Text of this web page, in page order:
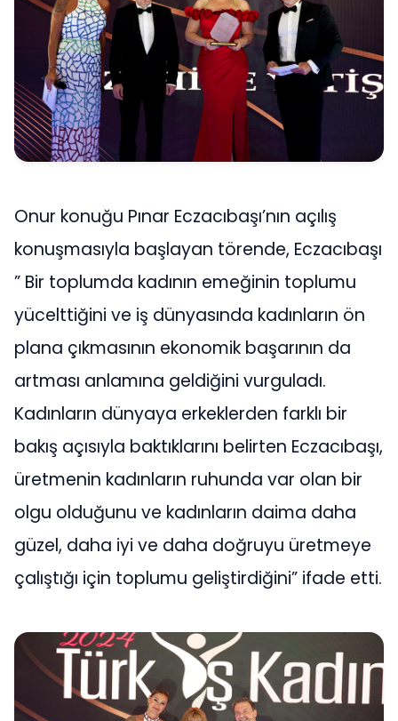
Onur konuğu Pınar Eczacıbaşı’nın açılış
konuşmasıyla başlayan törende, Eczacıbaşı
” Bir toplumda kadının emeğinin toplumu
yücelttiğini ve iş dünyasında kadınların ön
plana çıkmasının ekonomik başarının da
artması anlamına geldiğini vurguladı.
Kadınların dünyaya erkeklerden farklı bir
bakış açısıyla baktıklarını belirten Eczacıbaşı,
üretmenin kadınların ruhunda var olan bir
olgu olduğunu ve kadınların daima daha
güzel, daha iyi ve daha doğruyu üretmeye
çalıştığı için toplumu geliştirdiğini” ifade etti.